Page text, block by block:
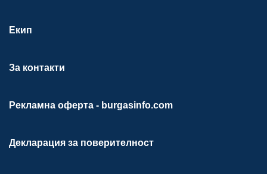
Екип
За контакти
Рекламна оферта - burgasinfo.com
Декларация за поверителност